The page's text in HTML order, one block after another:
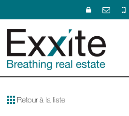
Retour à la liste